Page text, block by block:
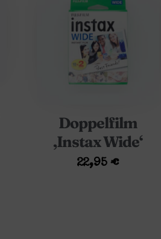
Doppelfilm
‚Instax Wide‘
22,95€